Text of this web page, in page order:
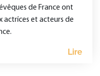
de France ont
actrices et acteurs de
Lire